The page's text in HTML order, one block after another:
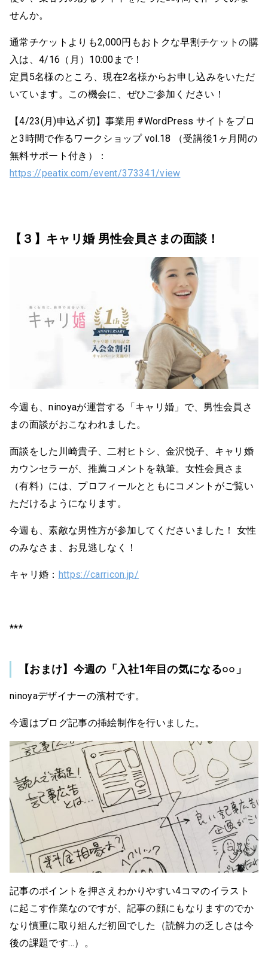
せんか。
通常チケットよりも2,000円もおトクな早割チケットの購
入は、4/16（月）10:00まで！
定員5名様のところ、現在2名様からお申し込みをいただ
いています。この機会に、ぜひご参加ください！
【4/23(月)申込〆切】事業用 #WordPress サイトをプロ
と3時間で作るワークショップ vol.18 （受講後1ヶ月間の
無料サポート付き）：
https://peatix.com/event/373341/view
【３】キャリ婚 男性会員さまの面談！
今週も、ninoyaが運営する「キャリ婚」で、男性会員さ
まの面談がおこなわれました。
面談をした川崎貴子、二村ヒトシ、金沢悦子、キャリ婚
カウンセラーが、推薦コメントを執筆。女性会員さま
（有料）には、プロフィールとともにコメントがご覧い
ただけるようになります。
今週も、素敵な男性方が参加してくださいました！ 女性
のみなさま、お見逃しなく！
キャリ婚： https://carricon.jp/
***
【おまけ】今週の「入社1年目の気になる○○」
ninoyaデザイナーの濱村です。
今週はブログ記事の挿絵制作を行いました。
記事のポイントを押さえわかりやすい4コマのイラスト
に起こす作業なのですが、記事の顔にもなりますのでか
なり慎重に取り組んだ初回でした（読解力の乏しさは今
後の課題です…）。